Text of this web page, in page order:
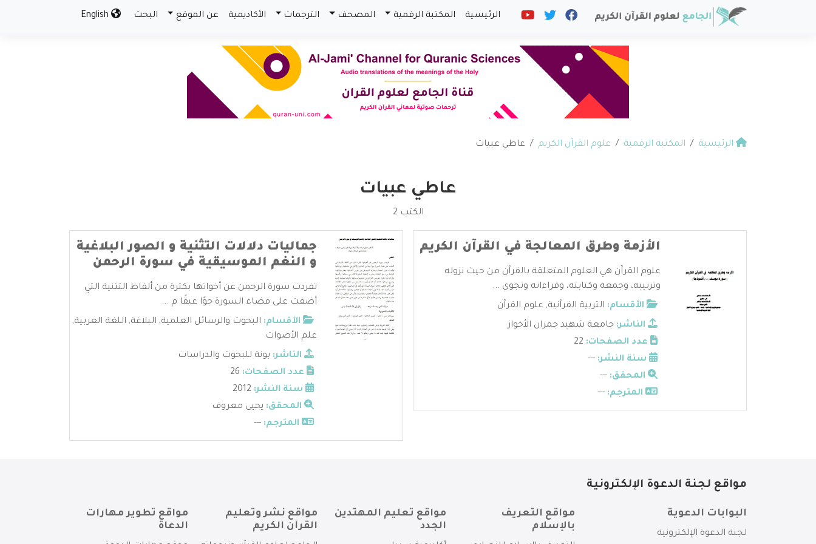
الرئيسية المكتبة الرقمية المصحف الترجمات الأكاديمية عن الموقع البحث
الرئيسية المكتبة الرقمية علوم القرآن الكريم عاطي عبيات
عاطي عبيات
الكتب 2
الأزمة وطرق المعالجة في القرآن الكريم
علوم القرآن هي العلوم المتعلقة بالقرآن من حيث نزوله
وترتيبه، وجمعه وكتابته، وقراءاته وتجوي ...
الأقسام: التربية القرآنية, علوم القرآن
الناشر: جامعة شهيد جمران الأحواز
عدد الصفحات:
سنة النشر: ---
المحقق: ---
المترجم: ---
جماليات دلالات التثنية و الصور البلاغية
و النغم الموسيقية في سورة الرحمن
تفردت سورة الرحمن عن أخواتها بكثرة من ألفاظ التثنية التي
أضفت على فضاء السورة جوًا عبقًا م ...
الأقسام: البحوث والرسائل العلمية, البلاغة, اللغة العربية,
علم الأصوات
الناشر: بونة للبحوث والدراسات
عدد الصفحات:
سنة النشر:
المحقق: يحيى معروف
المترجم: ---
مواقع لجنة الدعوة الإلكترونية
البوابات الدعوية
لجنة الدعوة الإلكترونية
مواقع التعريف
بالإسلام
مواقع تعليم المهتدين
الجدد
مواقع نشر وتعليم
القرآن الكريم
مواقع تطوير مهارات
الدعاة